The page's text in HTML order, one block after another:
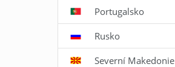
Portugalsko
Rusko
Severní Makedonie